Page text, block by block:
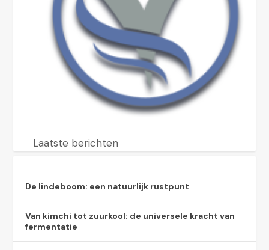
Laatste berichten
De lindeboom: een natuurlijk rustpunt
Van kimchi tot zuurkool: de universele kracht van
fermentatie